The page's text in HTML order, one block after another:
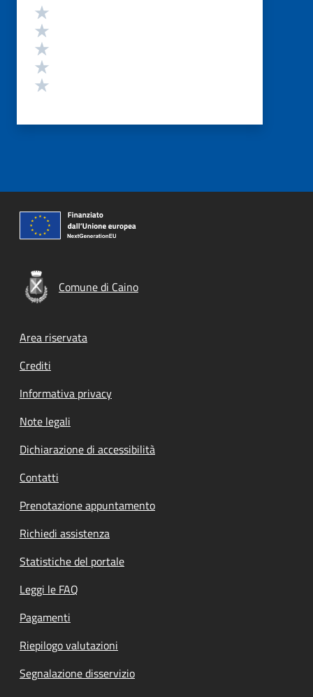
Valutazione
Comune di Caino
Footer menu
Area riservata
Crediti
Informativa privacy
Note legali
Dichiarazione di accessibilità
Contatti
Prenotazione appuntamento
Richiedi assistenza
Statistiche del portale
Leggi le FAQ
Pagamenti
Riepilogo valutazioni
Segnalazione disservizio